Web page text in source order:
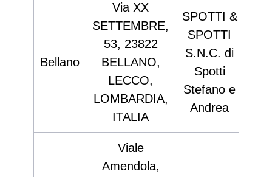
Bellano
Via XX
SETTEMBRE,
53, 23822
BELLANO,
LECCO,
LOMBARDIA,
ITALIA
SPOTTI &
SPOTTI
S.N.C. di
Spotti
Stefano e
Andrea
Viale
Amendola,